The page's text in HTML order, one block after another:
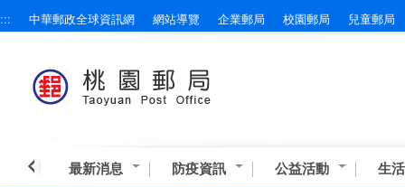
跳到主要內容區塊
::: 中華郵政全球資訊網 網站導覽 企業郵局 校園郵局 兒童郵局
最新消息 防疫資訊 公益活動 生